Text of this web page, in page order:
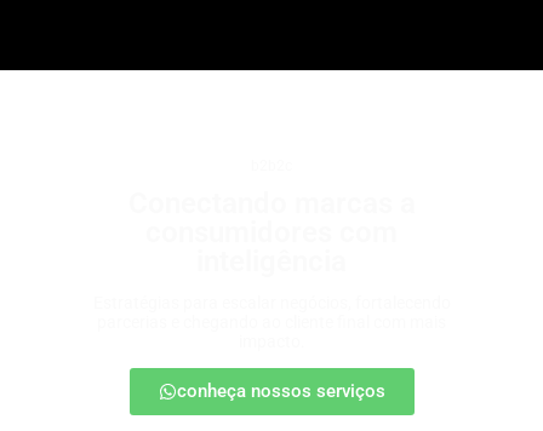
conheça nossos serviços